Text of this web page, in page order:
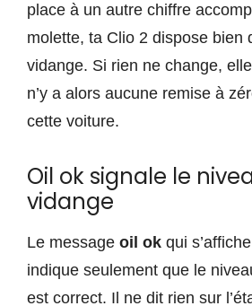
place à un autre chiffre
molette, ta Clio 2 dispose bien
vidange. Si rien ne change, elle
n’y a alors aucune remise à
cette voiture.
Oil ok signale le
vidange
Le message oil ok qui
indique seulement que le
est correct. Il ne dit rien sur